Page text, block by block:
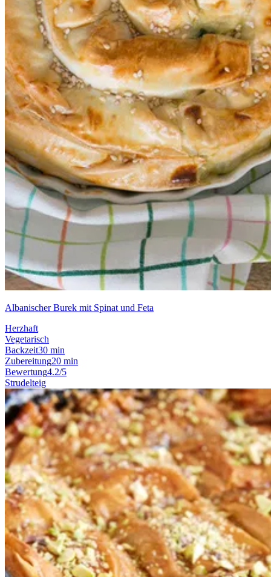
Albanischer Burek mit Spinat und Feta
Herzhaft
Vegetarisch
Backzeit30 min
Zubereitung20 min
Bewertung4.2/5
Strudelteig